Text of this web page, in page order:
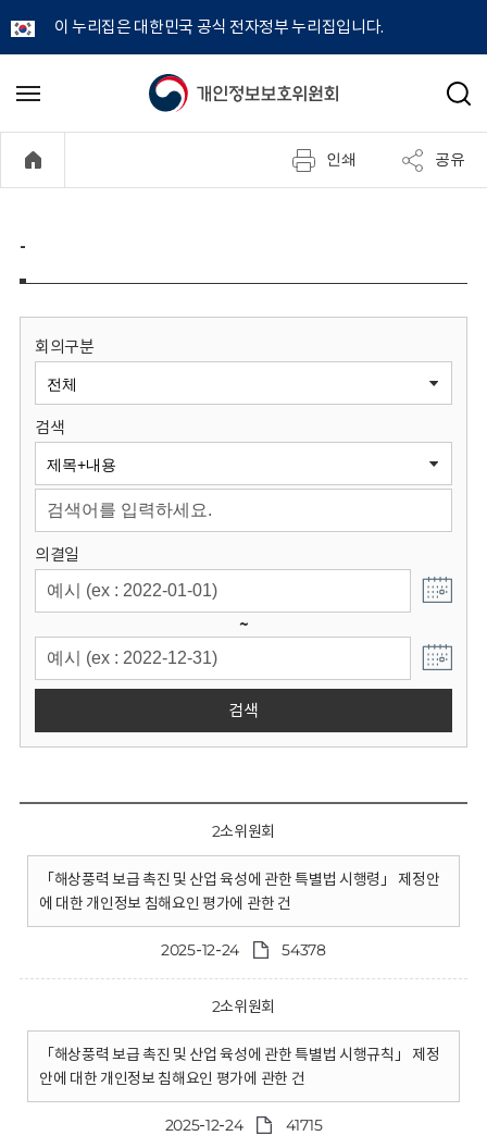
이 누리집은 대한민국 공식 전자정부 누리집입니다.
개
정
보
원
회
메
기
검
인쇄 공유
-
회의구분
검색
의결일
~
검색
2소위원회
「해상풍력 보급 촉진 및 산업 육성에 관한 특별법 시행령」 제정안
에 대한 개인정보 침해요인 평가에 관한 건
2025-12-24 54378
2소위원회
「해상풍력 보급 촉진 및 산업 육성에 관한 특별법 시행규칙」 제정
안에 대한 개인정보 침해요인 평가에 관한 건
2025-12-24 41715